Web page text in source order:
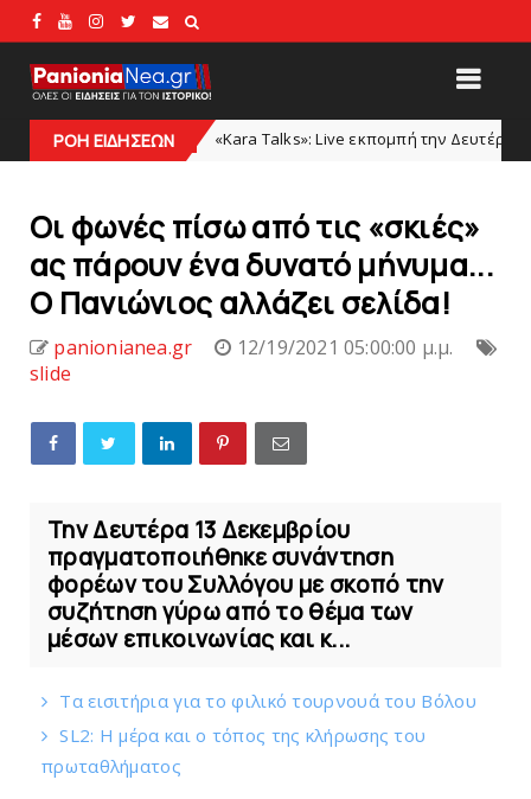
ΡΟΗ ΕΙΔΗΣΕΩΝ
TALKS «Kara Talks»: Live εκπομπή την Δευτέρα μετά το φιλικό
Οι φωνές πίσω από τις «σκιές»
ας πάρουν ένα δυνατό μήνυμα...
Ο Πανιώνιoς αλλάζει σελίδα!
panionianea.gr
12/19/2021 05:00:00 μ.μ.
slide
Την Δευτέρα 13 Δεκεμβρίου
πραγματοποιήθηκε συνάντηση
φορέων του Συλλόγου με σκοπό την
συζήτηση γύρω από το θέμα των
μέσων επικοινωνίας και κ...
Tα εισιτήρια για το φιλικό τουρνουά του Bόλου
SL2: Η μέρα και ο τόπος της κλήρωσης του
πρωταθλήματος